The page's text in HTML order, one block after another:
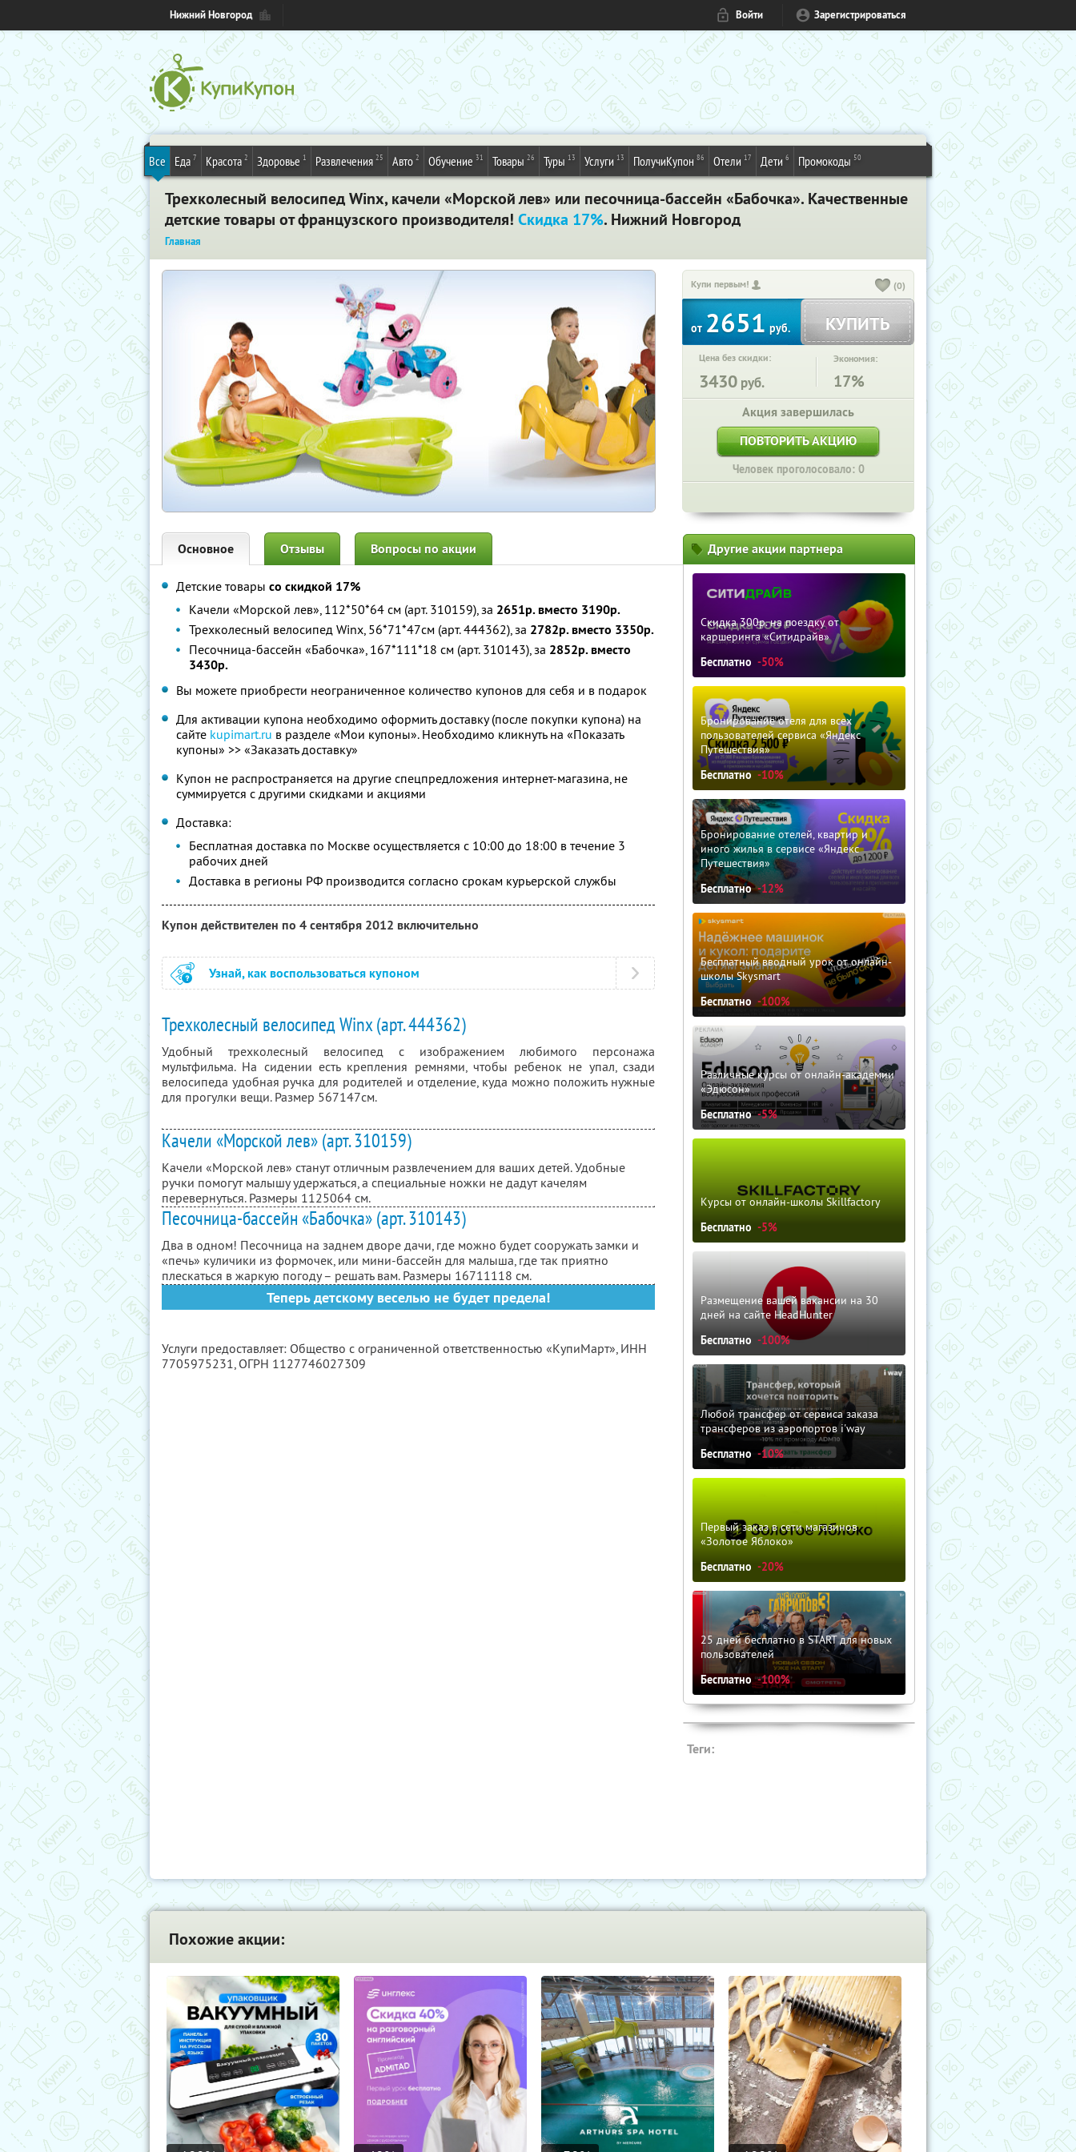
Нижний Новгород Войти Зарегистрироваться
Все Еда 7 Красота 2 Здоровье 1 Развлечения 25 Авто 2 Обучение 31 Товары 26 Туры 13 Услуги 13 ПолучиКупон 86 Отели 17 Дети 6 Промокоды 50
Трехколесный велосипед Winx, качели «Морской лев» или песочница-бассейн «Бабочка». Качественные
детские товары от французского производителя! Скидка 17%. Нижний Новгород
Главная
Купи первым! (0)
от 2651 руб. КУПИТЬ
Цена без скидки:
3430 руб.
Экономия:
17%
Акция завершилась
ПОВТОРИТЬ АКЦИЮ
Человек проголосовало: 0
Основное Отзывы Вопросы по акции
Детские товары со скидкой 17%
Качели «Морской лев», 112*50*64 см (арт. 310159), за 2651р. вместо 3190р.
Трехколесный велосипед Winx, 56*71*47см (арт. 444362), за 2782р. вместо 3350р.
Песочница-бассейн «Бабочка», 167*111*18 см (арт. 310143), за 2852р. вместо
3430р.
Вы можете приобрести неограниченное количество купонов для себя и в подарок
Для активации купона необходимо оформить доставку (после покупки купона) на
сайте kupimart.ru в разделе «Мои купоны». Необходимо кликнуть на «Показать
купоны» >> «Заказать доставку»
Купон не распространяется на другие спецпредложения интернет-магазина, не
суммируется с другими скидками и акциями
Доставка:
Бесплатная доставка по Москве осуществляется с 10:00 до 18:00 в течение 3
рабочих дней
Доставка в регионы РФ производится согласно срокам курьерской службы
Купон действителен по 4 сентября 2012 включительно
Узнай, как воспользоваться купоном
Трехколесный велосипед Winx (арт. 444362)
Удобный трехколесный велосипед с изображением любимого персонажа
мультфильма. На сидении есть крепления ремнями, чтобы ребенок не упал, сзади
велосипеда удобная ручка для родителей и отделение, куда можно положить нужные
для прогулки вещи. Размер 567147см.
Качели «Морской лев» (арт. 310159)
Качели «Морской лев» станут отличным развлечением для ваших детей. Удобные
ручки помогут малышу удержаться, а специальные ножки не дадут качелям
перевернуться. Размеры 1125064 см.
Песочница-бассейн «Бабочка» (арт. 310143)
Два в одном! Песочница на заднем дворе дачи, где можно будет сооружать замки и
«печь» куличики из формочек, или мини-бассейн для малыша, где так приятно
плескаться в жаркую погоду – решать вам. Размеры 16711118 см.
Теперь детскому веселью не будет предела!
Услуги предоставляет: Общество с ограниченной ответственностью «КупиМарт», ИНН
7705975231, ОГРН 1127746027309
Другие акции партнера
Скидка 300р. на поездку от
каршеринга «Ситидрайв»
Бесплатно -50%
Бронирование отеля для всех
пользователей сервиса «Яндекс
Путешествия»
Бесплатно -10%
Бронирование отелей, квартир и
иного жилья в сервисе «Яндекс
Путешествия»
Бесплатно -12%
Бесплатный вводный урок от онлайн-
школы Skysmart
Бесплатно -100%
Различные курсы от онлайн-академии
«Эдюсон»
Бесплатно -5%
Курсы от онлайн-школы Skillfactory
Бесплатно -5%
Размещение вашей вакансии на 30
дней на сайте HeadHunter
Бесплатно -100%
Любой трансфер от сервиса заказа
трансферов из аэропортов i'way
Бесплатно -10%
Первый заказ в сети магазинов
«Золотое Яблоко»
Бесплатно -20%
25 дней бесплатно в START для новых
пользователей
Бесплатно -100%
Теги:
Похожие акции: